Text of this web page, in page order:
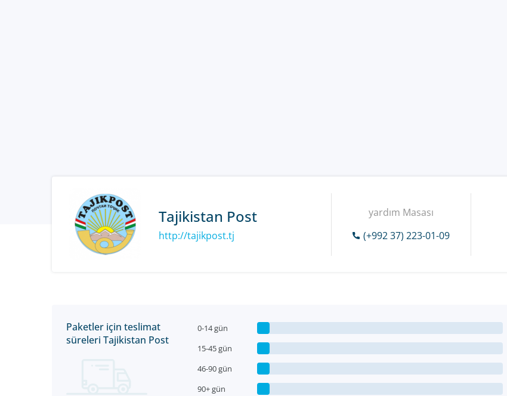
Tajikistan Post
http://tajikpost.tj
yardım Masası
(+992 37) 223-01-09
Paketler için teslimat
süreleri Tajikistan Post
0-14 gün
15-45 gün
46-90 gün
90+ gün